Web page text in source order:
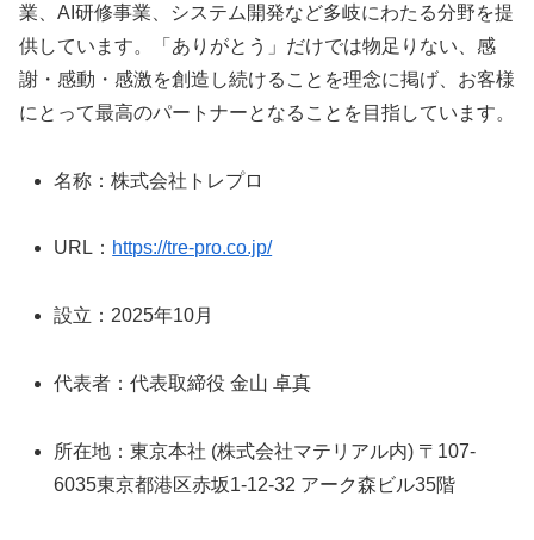
業、AI研修事業、システム開発など多岐にわたる分野を提
供しています。「ありがとう」だけでは物足りない、感
謝・感動・感激を創造し続けることを理念に掲げ、お客様
にとって最高のパートナーとなることを目指しています。
名称：株式会社トレプロ
URL： https://tre-pro.co.jp/
設立：2025年10月
代表者：代表取締役 金山 卓真
所在地：東京本社 (株式会社マテリアル内) 〒107-
6035東京都港区赤坂1-12-32 アーク森ビル35階